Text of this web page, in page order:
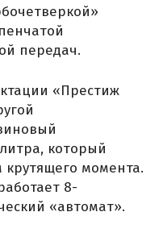
передач.
«Престиж
который
крутящего момента.
8-
«автомат».